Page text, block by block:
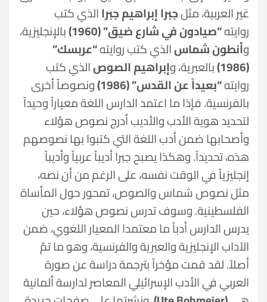
غير العربية، مثلجبرا إبراهيم جبراالذي كتب
روايته“صيادون في شارع ضيق” (1960)
بالإنجليزية،
وأنطون شماسالذي كتب روايته“عربسك”
(1986)
بالعبرية، وإبراهيم الصوصالذي كتب
روايته“بعيداً عن القدس” (1986)
ونصوصاً أخرى
بالفرنسية. فإذا ما اعتمد الدارس اللغة معياراً وحيداً
لتحديد هوية الأدب والأديب أدرج نصوص هؤلاء
وأصحابها ضمن أدب اللغة التي كتبوا بها نصوصهم
هذه، تحديداً. وهكذا يصبح جبرا أديباً عربياً وأديباً
إنجليزياً في الوقت نفسه، على الرغم من أن نصه،
مثل نصوص شماس والصوص، تمحور حول المأساة
الفلسطينية. وسوف تدرس نصوص هؤلاء، حين
يدرس الدارس أدباً ما معتمدا المعيار اللغوي، ضمن
الآداب الإنجليزية والعبرية والفرنسية، وهو ما تمّ
أصلاً. لقد قمت مؤخراً بترجمة دراسة عن صورة
العربي في الأدب الإسرائيلي المعاصر لدارسة ألمانية